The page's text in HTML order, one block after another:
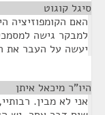
סיגל קוגוט
האם הקומפוזיציה
למבקר גישה
יעשה על העבר את
היו"ר מיכאל איתן
אני לא מבין.